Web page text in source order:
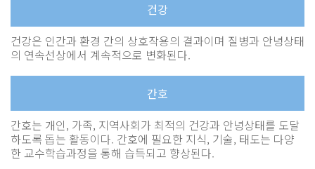
건강
건강은 인간과 환경 간의 상호작용의 결과이며 질병과 안녕상태
의 연속선상에서 계속적으로 변화된다.
간호
간호는 개인, 가족, 지역사회가 최적의 건강과 안녕상태를 도달
하도록 돕는 활동이다. 간호에 필요한 지식, 기술, 태도는 다양
한 교수학습과정을 통해 습득되고 향상된다.